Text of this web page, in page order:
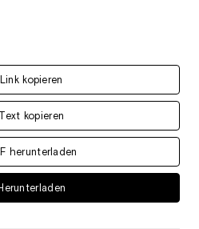
Link kopieren
Text kopieren
herunterladen